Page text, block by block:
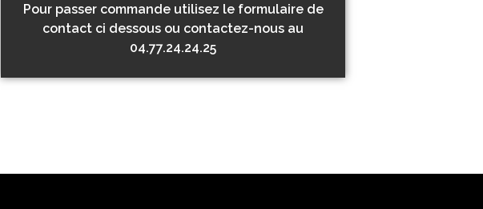
Pour passer commande utilisez le formulaire de
contact ci dessous ou contactez-nous au
04.77.24.24.25